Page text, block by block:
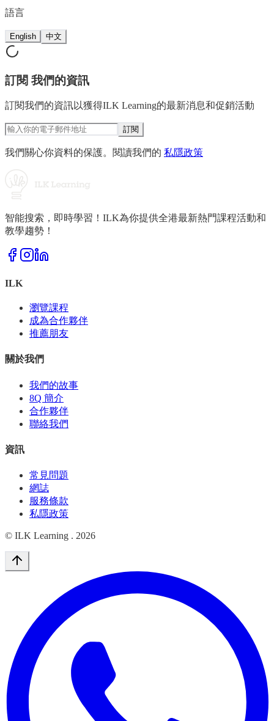
語言
English 中文
訂閱 我們的資訊
訂閱我們的資訊以獲得ILK Learning的最新消息和促銷活動
訂閱
我們關心你資料的保護。閱讀我們的 私隱政策
智能搜索，即時學習！ILK為你提供全港最新熱門課程活動和
教學趨勢！
ILK
瀏覽課程
成為合作夥伴
推薦朋友
關於我們
我們的故事
8Q 簡介
合作夥伴
聯絡我們
資訊
常見問題
網誌
服務條款
私隱政策
© ILK Learning . 2026